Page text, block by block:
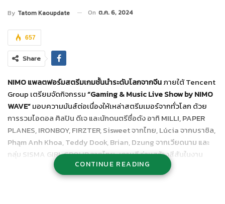
By Tatom Kaoupdate On ต.ค. 6, 2024
657
Share
NIMO แพลตฟอร์มสตรีมเกมชั้นนำระดับโลกจากจีนภายใต้ Tencent
Group เตรียมจัดกิจกรรม“Gaming & Music Live Show by NIMO
WAVE”มอบความมันส์ต่อเนื่องให้เหล่าสตรีมเมอร์จากทั่วโลก ด้วย
การรวมไอดอล ศิลปิน ดีเจ และนักดนตรีชื่อดัง อาทิ MILLI, PAPER
PLANES, IRONBOY, FIRZTER, Sisweet จากไทย, Lúcia จากบราซิล,
Phąm Anh Khoa, Teddy Dook, Brian, Dzung จากเวียดนาม และ
กลุ่ม SISMA GIRL GROUP จากไทย-เกาหลี ร่วมสร้างสีสันในงาน
Thailand Game Show (TGS) 2024 ในวันที่ 19 ตุลาคม 2567 ณ เวที
กลาง Exhibition Hall 3 – 4 ศูนย์การประชุมแห่งชาติสิริกิติ์
CONTINUE READING